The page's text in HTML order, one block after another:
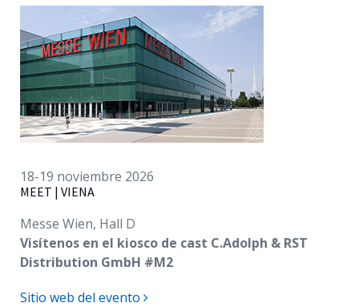
18-19 noviembre 2026
MEET | VIENA
Messe Wien, Hall D
Visítenos en el kiosco de cast C.Adolph & RST
Distribution GmbH #M2
Sitio web del evento